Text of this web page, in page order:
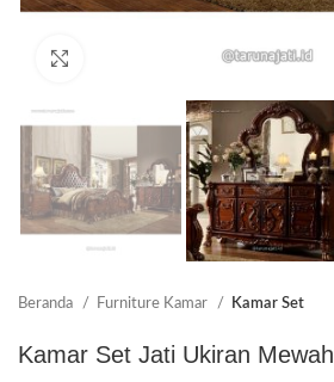
Beranda Furniture Kamar Kamar Set
Kamar Set Jati Ukiran Mewah